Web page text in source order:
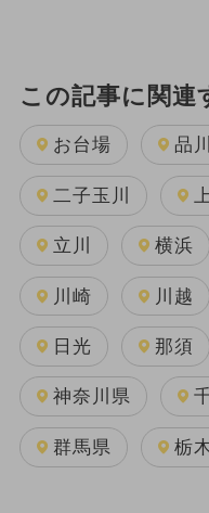
この記事に関連
お台場 品川
二子玉川
立川 横浜
川崎 川越
日光 那須
神奈川県
群馬県 栃